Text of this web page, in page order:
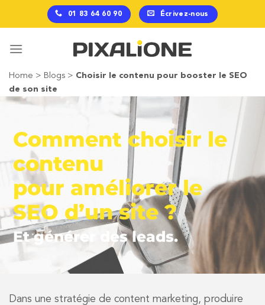
01 83 64 60 90 Écrivez-nous
Home > Blogs > Choisir le contenu pour booster le SEO
de son site
Comment choisir le
contenu
pour améliorer le
SEO d’un site ?
Et générer des leads.
Dans une stratégie de content marketing, produire